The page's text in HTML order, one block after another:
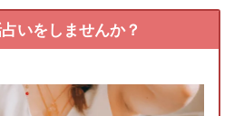
いをしませんか？